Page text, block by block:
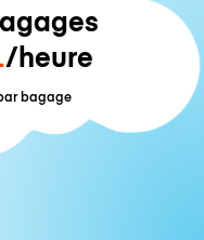
/heure
bagage